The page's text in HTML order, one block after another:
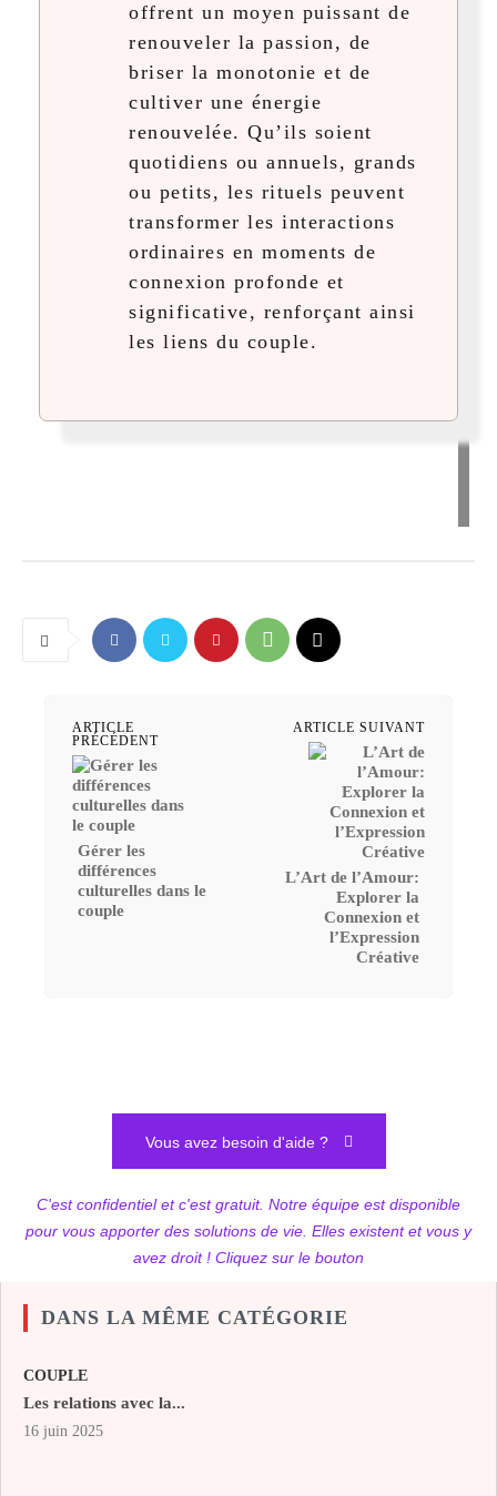
offrent un moyen puissant de
renouveler la passion, de
briser la monotonie et de
cultiver une énergie
renouvelée. Qu’ils soient
quotidiens ou annuels, grands
ou petits, les rituels peuvent
transformer les interactions
ordinaires en moments de
connexion profonde et
significative, renforçant ainsi
les liens du couple.
ARTICLE
PRÉCÉDENT
Gérer les
différences
culturelles dans le
couple
ARTICLE SUIVANT
L’Art de l’Amour:
Explorer la
Connexion et
l’Expression
Créative
Vous avez besoin d'aide ?
C'est confidentiel et c'est gratuit. Notre équipe est disponible
pour vous apporter des solutions de vie. Elles existent et vous y
avez droit ! Cliquez sur le bouton
DANS LA MÊME CATÉGORIE
COUPLE
Les relations avec la...
16 juin 2025